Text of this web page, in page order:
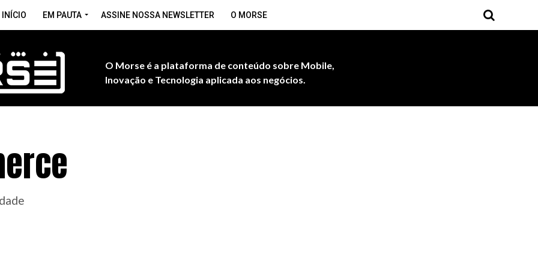
INÍCIO EM PAUTA ASSINE NOSSA NEWSLETTER O MORSE
O Morse é a plataforma de conteúdo sobre Mobile,
Inovação e Tecnologia aplicada aos negócios.